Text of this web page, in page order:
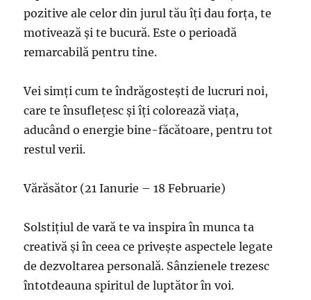
pozitive ale celor din jurul tău îți dau forța, te
motivează și te bucură. Este o perioadă
remarcabilă pentru tine.
Vei simți cum te îndrăgostești de lucruri noi,
care te însuflețesc și îți colorează viața,
aducând o energie bine-făcătoare, pentru tot
restul verii.
Vărăsător (21 Ianurie – 18 Februarie)
Solstițiul de vară te va inspira în munca ta
creativă și în ceea ce privește aspectele legate
de dezvoltarea personală. Sânzienele trezesc
întotdeauna spiritul de luptător în voi.